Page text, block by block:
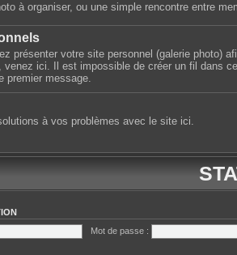
à organiser, ou une simple rencontre entre
présenter votre site personnel (galerie photo)
venez ici. Il est impossible de créer un fil dans
premier message.
à vos problèmes avec le site ici.
Mot de passe :